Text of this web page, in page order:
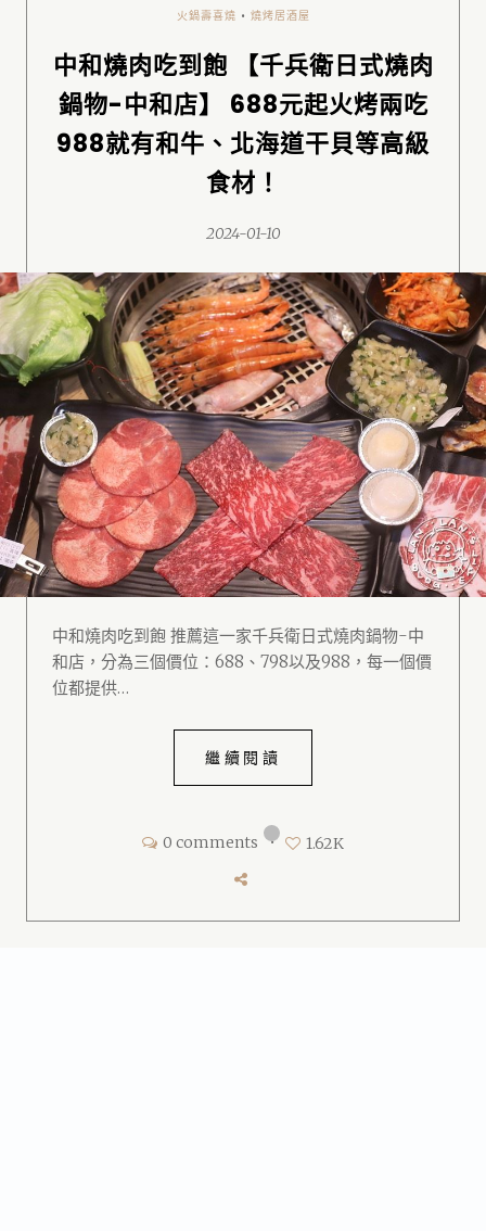
火鍋壽喜燒 • 燒烤居酒屋
中和燒肉吃到飽 【千兵衛日式燒肉
鍋物-中和店】 688元起火烤兩吃
988就有和牛、北海道干貝等高級
食材！
2024-01-10
中和燒肉吃到飽 推薦這一家千兵衛日式燒肉鍋物-中
和店，分為三個價位：688、798以及988，每一個價
位都提供…
繼續閱讀
0 comments • 1.62K